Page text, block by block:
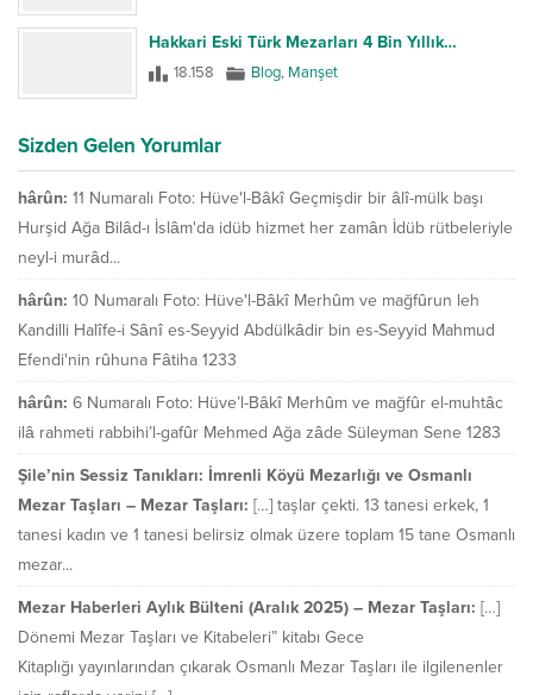
Hakkari Eski Türk Mezarları 4 Bin Yıllık…
18.158 Blog, Manşet
Sizden Gelen Yorumlar
hârûn: 11 Numaralı Foto: Hüve'l-Bâkî Geçmişdir bir âlî-mülk başı
Hurşid Ağa Bilâd-ı İslâm'da idüb hizmet her zamân İdüb rütbeleriyle
neyl-i murâd...
hârûn: 10 Numaralı Foto: Hüve'l-Bâkî Merhûm ve mağfûrun leh
Kandilli Halîfe-i Sânî es-Seyyid Abdülkâdir bin es-Seyyid Mahmud
Efendi'nin rûhuna Fâtiha 1233
hârûn: 6 Numaralı Foto: Hüve’l-Bâkî Merhûm ve mağfûr el-muhtâc
ilâ rahmeti rabbihi’l-gafûr Mehmed Ağa zâde Süleyman Sene 1283
Şile’nin Sessiz Tanıkları: İmrenli Köyü Mezarlığı ve Osmanlı
Mezar Taşları – Mezar Taşları: […] taşlar çekti. 13 tanesi erkek, 1
tanesi kadın ve 1 tanesi belirsiz olmak üzere toplam 15 tane Osmanlı
mezar...
Mezar Haberleri Aylık Bülteni (Aralık 2025) – Mezar Taşları: […]
Dönemi Mezar Taşları ve Kitabeleri” kitabı Gece
Kitaplığı yayınlarından çıkarak Osmanlı Mezar Taşları ile ilgilenenler